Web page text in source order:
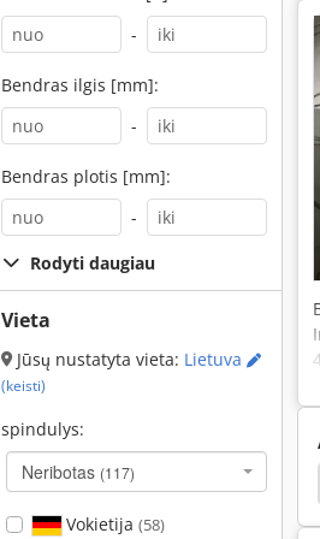
-
Bendras ilgis [mm]:
-
Bendras plotis [mm]:
-
Rodyti daugiau
Vieta
Jūsų nustatyta vieta: Lietuva
(keisti)
spindulys:
Neribotas (117)
Vokietija (58)
Vakuuminio Liejimo Mašinos